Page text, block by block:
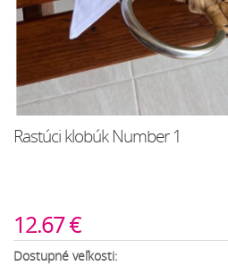
Rastúci klobúk Number 1
12.67 €
Dostupné veľkosti: